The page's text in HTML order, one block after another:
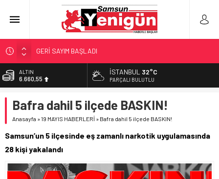
GERİ SAYIM BAŞLADI
SAMSUNSPOR’DA HEDEF 5’İNCİLİK!
‘BAFRA’YA YATIRIM YAPIN!’
YÖNETİCİ SEÇERKEN YAPILAN EN BÜYÜK HATALAR
ALTIN
6.660,55
13.779,39
DOLAR
55,1881
İSTANBUL 32°C
PARÇALI BULUTLU
Bafra dahil 5 ilçede BASKIN!
Anasayfa »19 MAYIS HABERLERİ » Bafra dahil 5 ilçede BASKIN!
Samsun’un 5 ilçesinde eş zamanlı narkotik uygulamasında
28 kişi yakalandı